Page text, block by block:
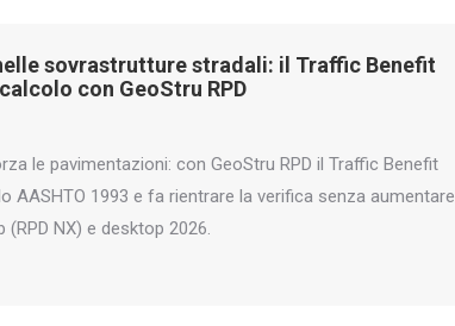
sovrastrutture stradali: il Traffic Benefit
con GeoStru RPD
le pavimentazioni: con GeoStru RPD il Traffic Benefit
AASHTO 1993 e fa rientrare la verifica senza aumentare
NX) e desktop 2026.